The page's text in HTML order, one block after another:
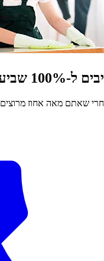
רצון
שאתם מאה אחוז מרוצים